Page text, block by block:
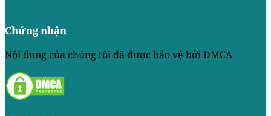
Chứng nhận
Nội dung của chúng tôi đã được bảo vệ bởi DMCA